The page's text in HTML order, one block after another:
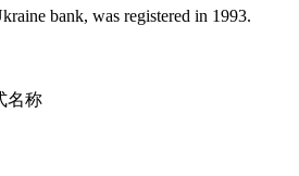
bank, was registered in 1993.
名称